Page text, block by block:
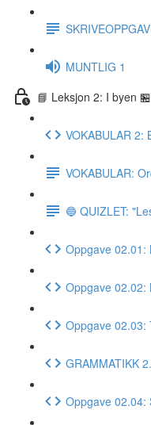
MUNTLIG 1
📘 Leksjon 2: I byen
VOKABULAR 2:
VOKABULAR:
🔵 QUIZLET:
Oppgave 02.01:
Oppgave 02.02:
Oppgave 02.03:
GRAMMATIKK
Oppgave 02.04: